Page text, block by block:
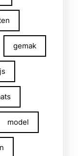
gemak
model